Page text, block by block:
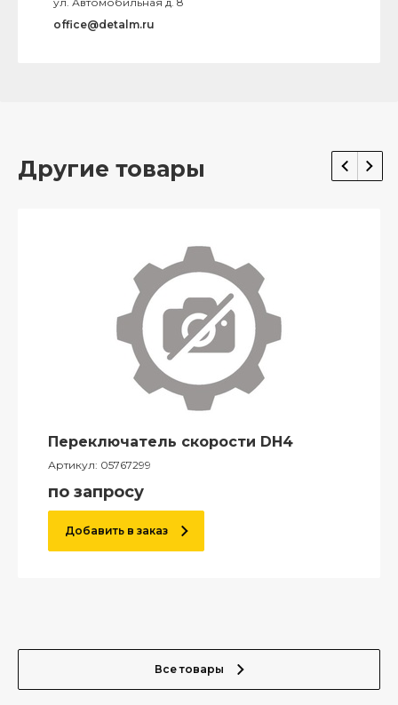
office@detalm.ru
Другие товары
Переключатель скорости DH4
Артикул: 05767299
по запросу
Добавить в заказ
Все товары